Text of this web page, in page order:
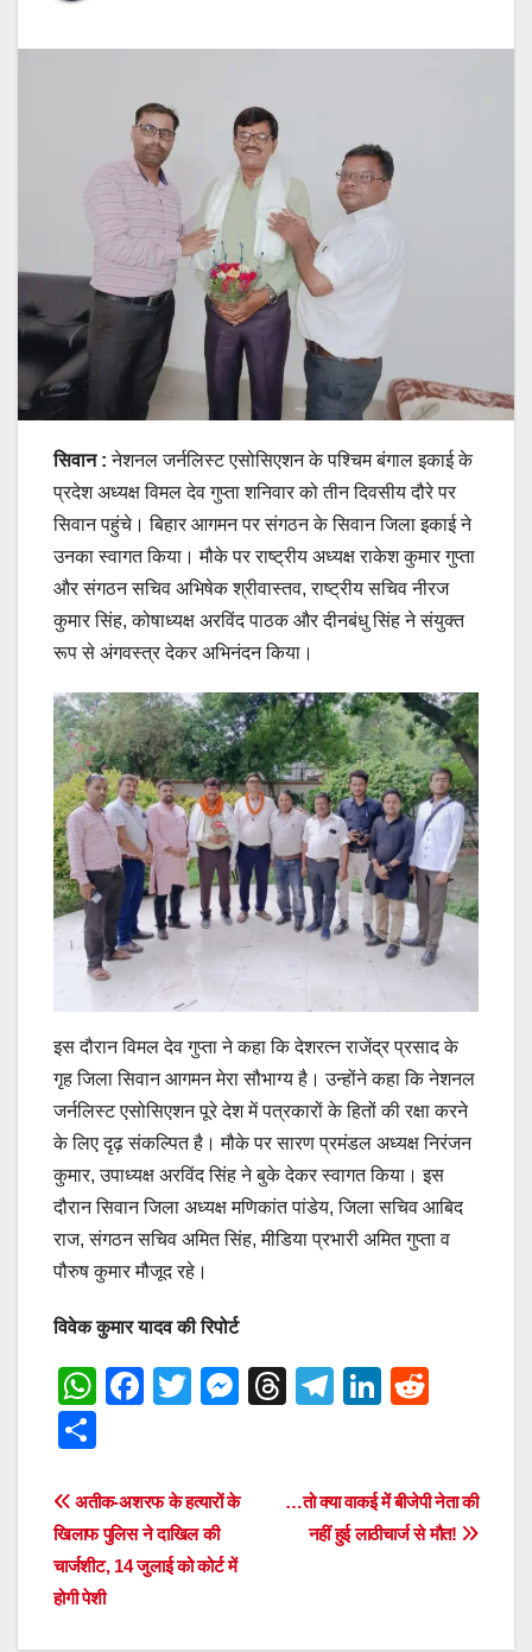
सिवान : नेशनल जर्नलिस्ट एसोसिएशन के पश्चिम बंगाल इकाई के
प्रदेश अध्यक्ष विमल देव गुप्ता शनिवार को तीन दिवसीय दौरे पर
सिवान पहुंचे। बिहार आगमन पर संगठन के सिवान जिला इकाई ने
उनका स्वागत किया। मौके पर राष्ट्रीय अध्यक्ष राकेश कुमार गुप्ता
और संगठन सचिव अभिषेक श्रीवास्तव, राष्ट्रीय सचिव नीरज
कुमार सिंह, कोषाध्यक्ष अरविंद पाठक और दीनबंधु सिंह ने संयुक्त
रूप से अंगवस्त्र देकर अभिनंदन किया।
इस दौरान विमल देव गुप्ता ने कहा कि देशरत्न राजेंद्र प्रसाद के
गृह जिला सिवान आगमन मेरा सौभाग्य है। उन्होंने कहा कि नेशनल
जर्नलिस्ट एसोसिएशन पूरे देश में पत्रकारों के हितों की रक्षा करने
के लिए दृढ़ संकल्पित है। मौके पर सारण प्रमंडल अध्यक्ष निरंजन
कुमार, उपाध्यक्ष अरविंद सिंह ने बुके देकर स्वागत किया। इस
दौरान सिवान जिला अध्यक्ष मणिकांत पांडेय, जिला सचिव आबिद
राज, संगठन सचिव अमित सिंह, मीडिया प्रभारी अमित गुप्ता व
पौरुष कुमार मौजूद रहे।
विवेक कुमार यादव की रिपोर्ट
W
s
A
p
p
F
e
b
o
T
er
M
e
T
a
T
gr
a
Li
e
dI
di
t
ar
e
Post
navigation
…तो क्या वाकई में बीजेपी नेता की
नहीं हुई लाठीचार्ज से मौत!
अतीक-अशरफ के हत्यारों के
खिलाफ पुलिस ने दाखिल की
चार्जशीट, 14 जुलाई को कोर्ट में
होगी पेशी